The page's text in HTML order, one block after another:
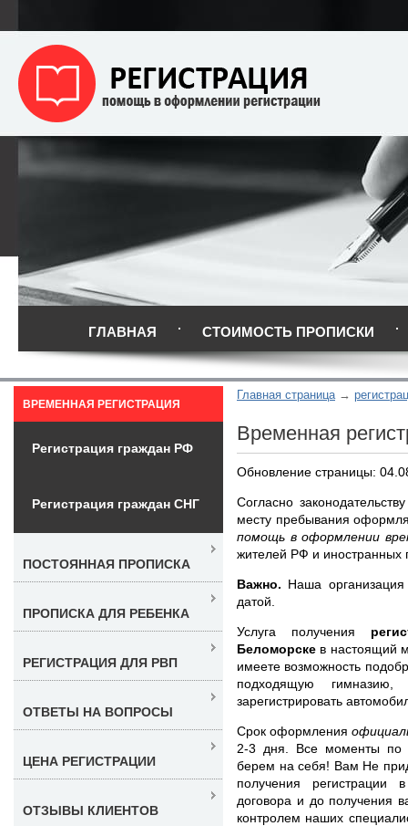
ГЛАВНАЯ СТОИМОСТЬ ПРОПИСКИ
Главная страница
Временная
Обновление страницы:
Согласно
месту пребывания
помощь в оформлении
жителей РФ и иностранных
Важно. Наша
датой.
Услуга получения
Беломорске в настоящий
имеете возможность
подходящую
зарегистрировать
Срок оформления
2-3 дня. Все моменты по
берем на себя! Вам Не
получения
договора и до получения
контролем наших
ВРЕМЕННАЯ РЕГИСТРАЦИЯ
Регистрация граждан РФ
Регистрация граждан СНГ
ПОСТОЯННАЯ ПРОПИСКА
ПРОПИСКА ДЛЯ РЕБЕНКА
РЕГИСТРАЦИЯ ДЛЯ РВП
ОТВЕТЫ НА ВОПРОСЫ
ЦЕНА РЕГИСТРАЦИИ
ОТЗЫВЫ КЛИЕНТОВ